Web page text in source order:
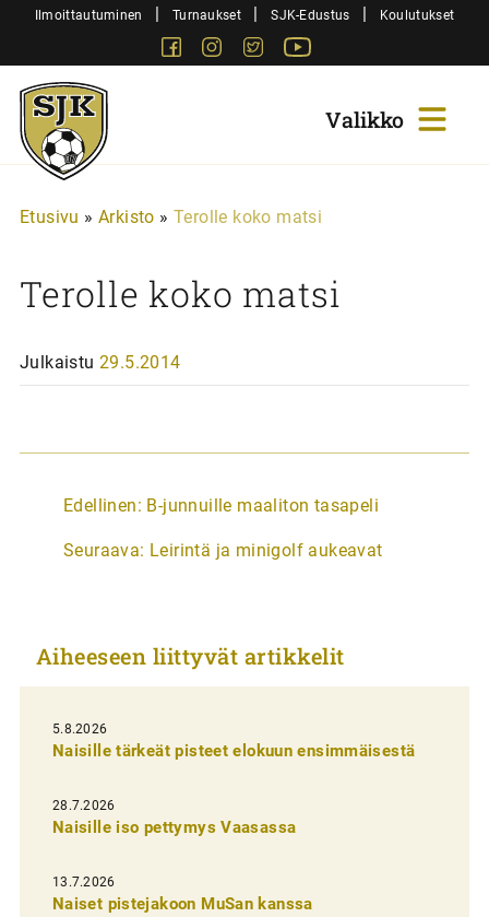
SiirryIlmoittautuminen | Turnaukset | SJK-Edustus | Koulutukset
FacebookInstagram
Twitter
Sjk-
Juniorit
Etusivu » Arkisto » Terolle koko matsi
Terolle koko matsi
Julkaistu 29.5.2014
A
t
k
e
l
i
e
n
e
Edellinen: B-junnuille maaliton tasapeli
Seuraava: Leirintä ja minigolf aukeavat
Aiheeseen liittyvät artikkelit
5.8.2026
Naisille tärkeät pisteet elokuun ensimmäisestä
28.7.2026
Naisille iso pettymys Vaasassa
13.7.2026
Naiset pistejakoon MuSan kanssa